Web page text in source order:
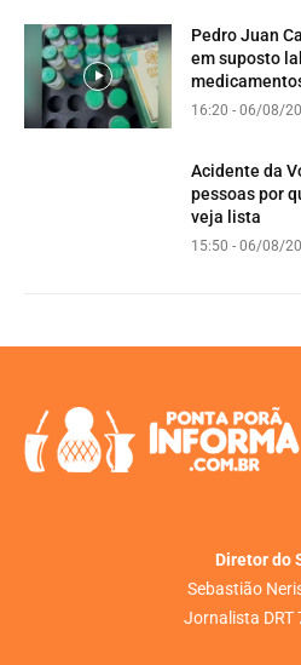
Pedro Juan
em suposto
16:20 - 06/08/
Acidente da
pessoas por
veja lista
15:50 - 06/08/
Diretor do
Sebastião
Jornalista DRT